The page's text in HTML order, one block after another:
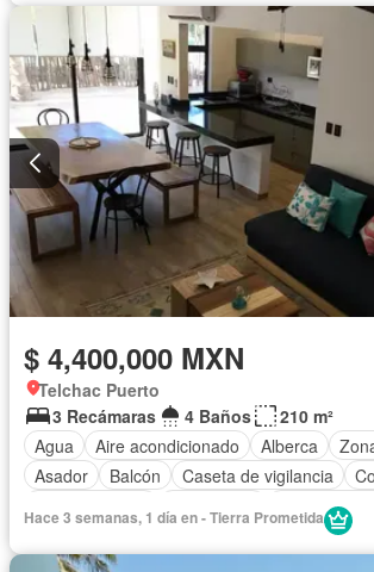
Sin amueblar
$ 4,400,000 MXN
Telchac Puerto
3 Recámaras
4 Baños
210 m²
Agua
Aire acondicionado Alberca
Asador
Balcón Caseta de vigilancia
Recámara
Vista panorámica
Completamente amueblado
Hace 3 semanas, 1 día en - Tierra Prometida